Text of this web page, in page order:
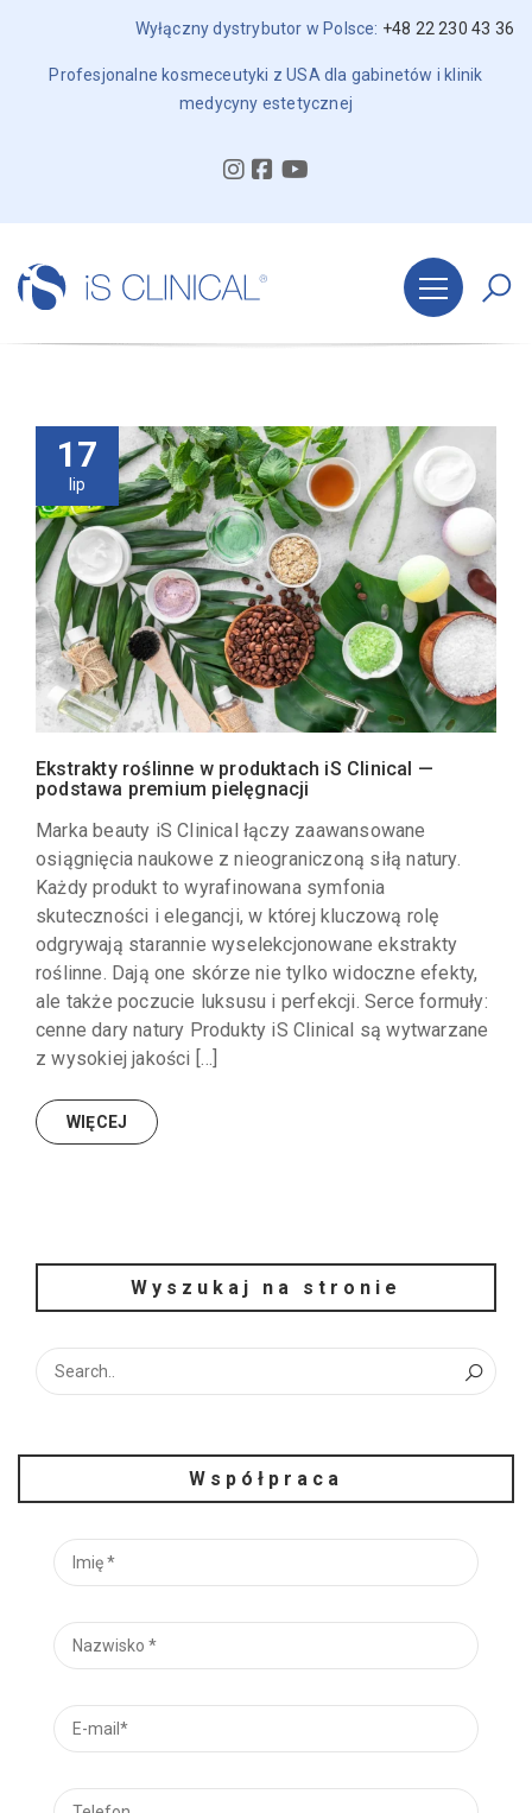
Wyłączny dystrybutor w Polsce: +48 22 230 43 36
Profesjonalne kosmeceutyki z USA dla gabinetów i klinik
medycyny estetycznej
17
lip
Ekstrakty roślinne w produktach iS Clinical —
podstawa premium pielęgnacji
Marka beauty iS Clinical łączy zaawansowane
osiągnięcia naukowe z nieograniczoną siłą natury.
Każdy produkt to wyrafinowana symfonia
skuteczności i elegancji, w której kluczową rolę
odgrywają starannie wyselekcjonowane ekstrakty
roślinne. Dają one skórze nie tylko widoczne efekty,
ale także poczucie luksusu i perfekcji. Serce formuły:
cenne dary natury Produkty iS Clinical są wytwarzane
z wysokiej jakości […]
WIĘCEJ
Wyszukaj na stronie
Współpraca